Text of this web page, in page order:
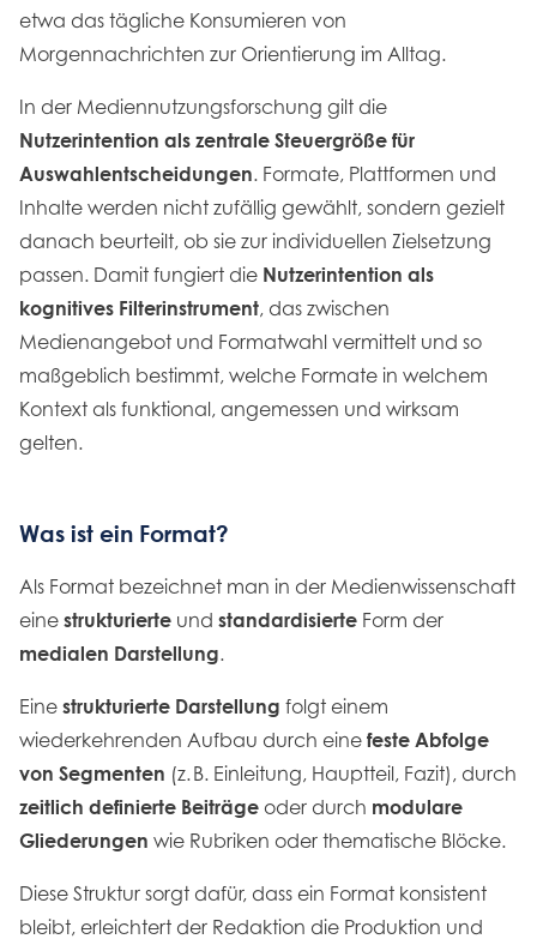
etwa das tägliche Konsumieren von
Morgennachrichten zur Orientierung im Alltag.
In der Mediennutzungsforschung gilt die
Nutzerintention als zentrale Steuergröße für
Auswahlentscheidungen. Formate, Plattformen und
Inhalte werden nicht zufällig gewählt, sondern gezielt
danach beurteilt, ob sie zur individuellen Zielsetzung
passen. Damit fungiert die Nutzerintention als
kognitives Filterinstrument, das zwischen
Medienangebot und Formatwahl vermittelt und so
maßgeblich bestimmt, welche Formate in welchem
Kontext als funktional, angemessen und wirksam
gelten.
Was ist ein Format?
Als Format bezeichnet man in der Medienwissenschaft
eine strukturierte und standardisierte Form der
medialen Darstellung.
Eine strukturierte Darstellung folgt einem
wiederkehrenden Aufbau durch eine feste Abfolge
von Segmenten (z. B. Einleitung, Hauptteil, Fazit), durch
zeitlich definierte Beiträge oder durch modulare
Gliederungen wie Rubriken oder thematische Blöcke.
Diese Struktur sorgt dafür, dass ein Format konsistent
bleibt, erleichtert der Redaktion die Produktion und